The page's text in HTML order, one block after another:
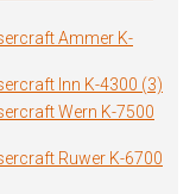
Ammer K-
Inn K-4300 (3)
Wern K-7500
Ruwer K-6700